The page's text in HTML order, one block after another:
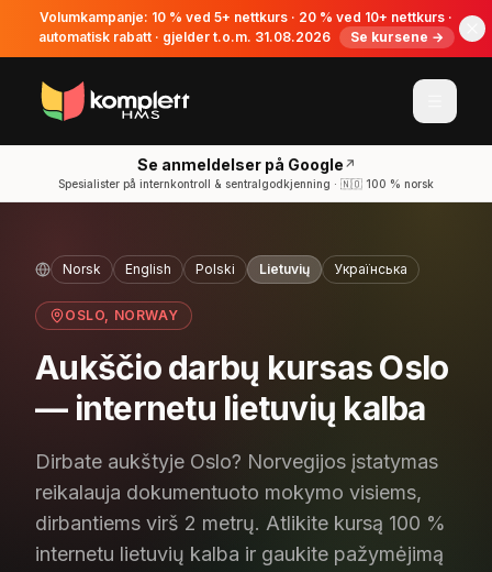
Volumkampanje: 10 % ved 5+ nettkurs · 20 % ved 10+ nettkurs ·
automatisk rabatt · gjelder t.o.m. 31.08.2026
Se kursene →
Se anmeldelser på Google ↗
Spesialister på internkontroll & sentralgodkjenning · 🇳🇴 100 % norsk
Norsk English Polski Lietuvių Українська
OSLO, NORWAY
Aukščio darbų kursas Oslo
— internetu lietuvių kalba
Dirbate aukštyje Oslo? Norvegijos įstatymas
reikalauja dokumentuoto mokymo visiems,
dirbantiems virš 2 metrų. Atlikite kursą 100 %
internetu lietuvių kalba ir gaukite pažymėjimą